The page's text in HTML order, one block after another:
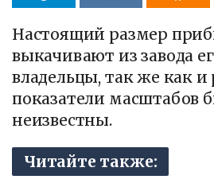
Настоящий размер
выкачивают из завода
владельцы, так же как и
показатели масштабов
неизвестны.
Читайте также: